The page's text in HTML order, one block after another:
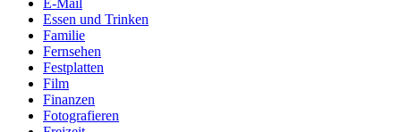
E-Mail
Essen und Trinken
Familie
Fernsehen
Festplatten
Film
Finanzen
Fotografieren